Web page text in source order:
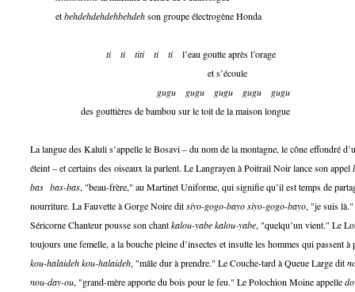
etbehdehdehdehbehdehson groupe électrogène Honda
ti ti titi ti til’eau goutte après l’orage
et s’écoule
gugu
gugu gugu gugu
gugu
des gouttières de bambou sur le toit de la maison longue
La langue des Kaluli s’appelle le Bosavi – du nom de la montagne, le cône effondré
éteint – et certains des oiseaux la parlent. Le Langrayen à Poitrail Noir lance son appel
bas bas-bas, "beau-frère," au Martinet Uniforme, qui signifie qu’il est temps de
nourriture. La Fauvette à Gorge Noire ditsiyo-gogo-bayo siyo-gogo-bayo, "je suis
Séricorne Chanteur pousse son chantkalou-yabe kalou-yabe, "quelqu’un vient." Le
toujours une femelle, a la bouche pleine d’insectes et insulte les hommes qui passent à
kou-halaideh kou-halaideh, "mâle dur à prendre." Le Couche-tard à Queue Large dit
nou-day-ou, "grand-mère apporte du bois pour le feu." Le Polochion Moine appelle